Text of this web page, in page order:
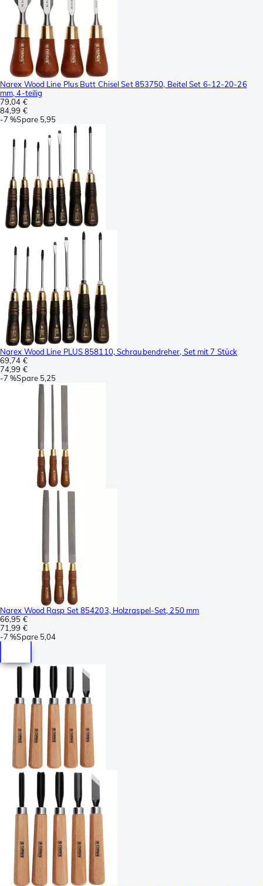
Narex Wood Line Plus Butt Chisel Set 853750, Beitel Set 6-12-20-26
mm, 4-teilig
79,04 €
84,99 €
-7 %Spare 5,95
Narex Wood Line PLUS 858110, Schraubendreher, Set mit 7 Stück
69,74 €
74,99 €
-7 %Spare 5,25
Narex Wood Rasp Set 854203, Holzraspel-Set, 250 mm
66,95 €
71,99 €
-7 %Spare 5,04